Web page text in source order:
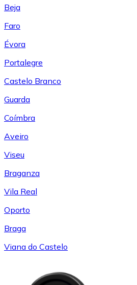
Beja
Faro
Évora
Portalegre
Castelo Branco
Guarda
Coímbra
Aveiro
Viseu
Braganza
Vila Real
Oporto
Braga
Viana do Castelo